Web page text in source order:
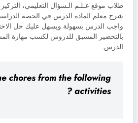
طلاب موقع عـلـم الـسؤال التعليمي،
شرح معلم المادة الدرس في الحصة
واجب الدرس بسهولة ويسهل عليك حل
بالتحضير المسبق للدروس لكسب مهارة
الدرس.
chores from the following
activities ?